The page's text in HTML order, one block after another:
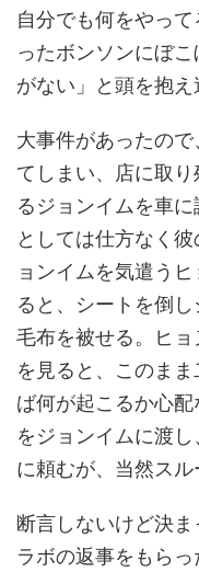
自分でも何をやっ
ったボンソンにぼ
がない」と頭を抱え
大事件があったの
てしまい、店に取
るジョンイムを車
としては仕方なく
ョンイムを気遣う
ると、シートを倒
毛布を被せる。ヒ
を見ると、このま
ば何が起こるか心
をジョンイムに渡
に頼むが、当然スル
断言しないけど決
ラボの返事をもら